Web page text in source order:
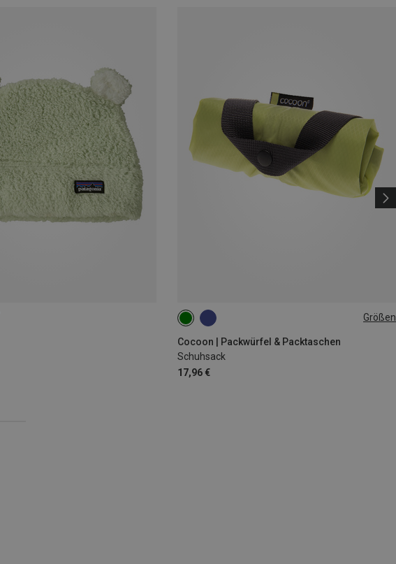
Größen
Cocoon | Packwürfel & Packtaschen
Schuhsack
17,96 €
ONE SIZE